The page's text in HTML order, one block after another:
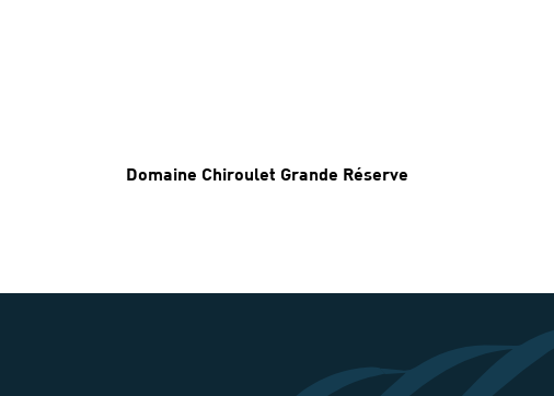
Domaine Chiroulet Grande Réserve